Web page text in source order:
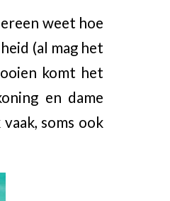
weet hoe
(al mag het
komt het
en dame
soms ook